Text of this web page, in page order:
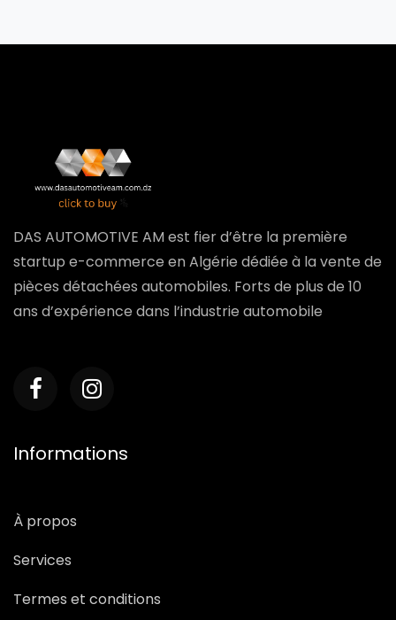
DAS AUTOMOTIVE AM est fier d’être la première
startup e-commerce en Algérie dédiée à la vente de
pièces détachées automobiles. Forts de plus de 10
ans d’expérience dans l’industrie automobile
Informations
À propos
Services
Termes et conditions